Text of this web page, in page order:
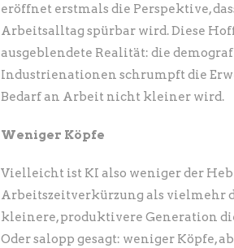
eröffnet erstmals die Perspektive,
Arbeitsalltag spürbar wird. Diese
ausgeblendete Realität: die
Industrienationen schrumpft die
Bedarf an Arbeit nicht kleiner wird.
Weniger Köpfe
Vielleicht ist KI also weniger der
Arbeitszeitverkürzung als vielmehr
kleinere, produktivere Generation
Oder salopp gesagt: weniger Köpfe,